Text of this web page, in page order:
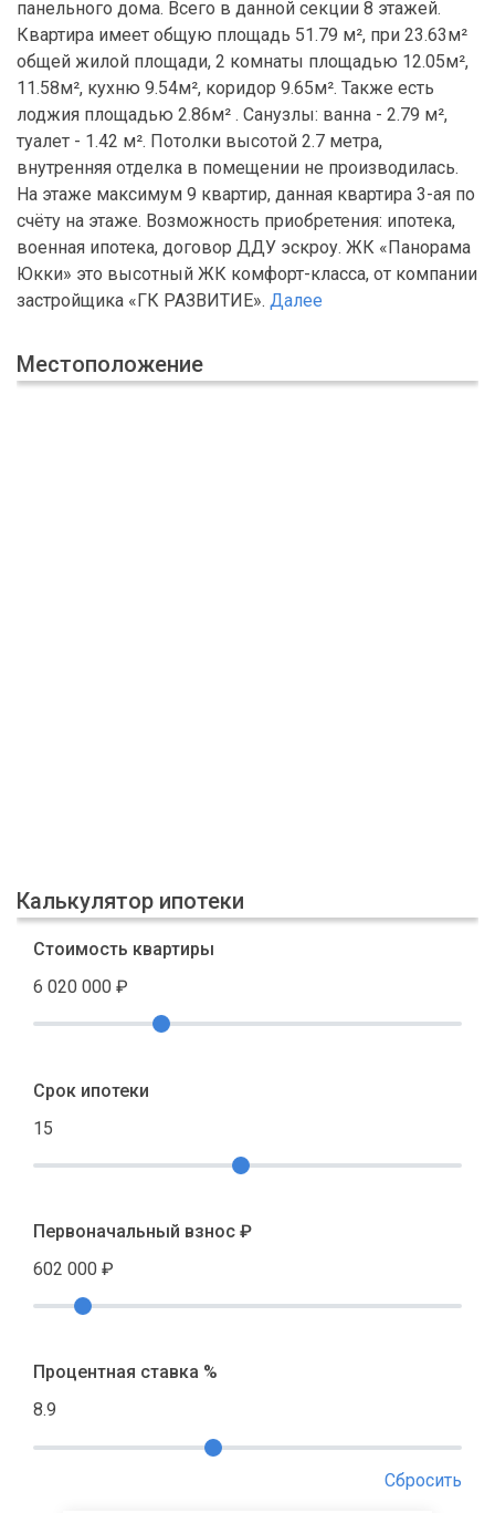
панельного дома. Всего в данной секции 8 этажей.
Квартира имеет общую площадь 51.79 м², при 23.63м²
общей жилой площади, 2 комнаты площадью 12.05м²,
11.58м², кухню 9.54м², коридор 9.65м². Также есть
лоджия площадью 2.86м² . Санузлы: ванна - 2.79 м²,
туалет - 1.42 м². Потолки высотой 2.7 метра,
внутренняя отделка в помещении не производилась.
На этаже максимум 9 квартир, данная квартира 3-ая по
счёту на этаже. Возможность приобретения: ипотека,
военная ипотека, договор ДДУ эскроу. ЖК «Панорама
Юкки» это высотный ЖК комфорт-класса, от компании
застройщика «ГК РАЗВИТИЕ». Далее
Местоположение
Калькулятор ипотеки
Стоимость квартиры
6 020 000 ₽
Срок ипотеки
15
Первоначальный взнос ₽
602 000 ₽
Процентная ставка %
8.9
Сбросить